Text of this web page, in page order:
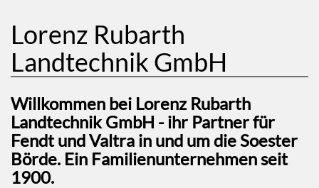
Lorenz Rubarth
Landtechnik GmbH
Willkommen bei Lorenz Rubarth
Landtechnik GmbH - ihr Partner für
Fendt und Valtra in und um die Soester
Börde. Ein Familienunternehmen seit
1900.